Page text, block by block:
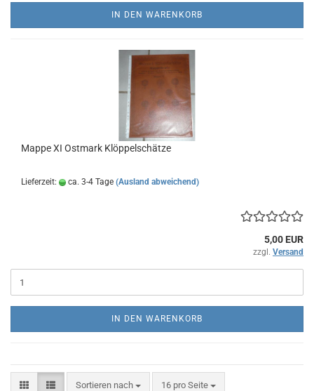
IN DEN WARENKORB
Mappe XI Ostmark Klöppelschätze
Lieferzeit: ca. 3-4 Tage (Ausland abweichend)
5,00 EUR
zzgl. Versand
IN DEN WARENKORB
Sortieren nach
Sortieren nach 16 pro Seite
pro Seite